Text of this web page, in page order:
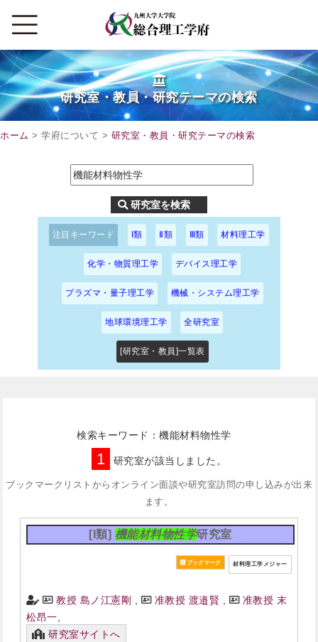
研究室・教員・研究テーマの検索
ホーム > 学府について > 研究室・教員・研究テーマの検索
注目キーワード I類 Ⅱ類 Ⅲ類 材料理工学
化学・物質理工学 デバイス理工学
プラズマ・量子理工学 機械・システム理工学
地球環境理工学 全研究室
[研究室・教員]一覧表
検索キーワード：機能材料物性学
1 研究室が該当しました。
ブックマークリストからオンライン面談や研究室訪問の申し込みが出来
ます。
[I類] 機能材料物性学研究室
材料理工学メジャー
教授 島ノ江憲剛 准教授 渡邉賢
准教授 末
松昂一
研究室サイトへ